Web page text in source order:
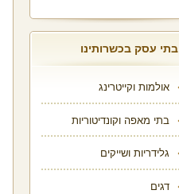
בתי עסק בכשרותינו
אולמות וקייטרינג
בתי מאפה וקונדיטוריות
גלידריות ושייקים
דגים